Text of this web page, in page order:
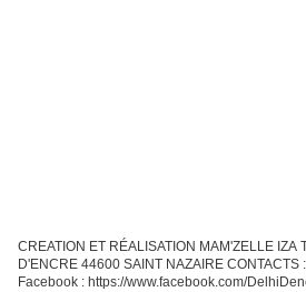
CREATION ET RÉALISATION MAM'ZELLE IZA
D'ENCRE 44600 SAINT NAZAIRE
Facebook : https://www.facebook.com/